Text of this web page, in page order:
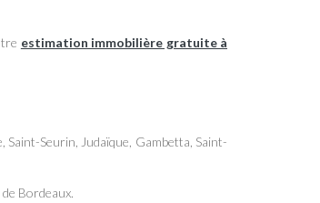
estimation immobilière gratuite à
Seurin, Judaïque, Gambetta, Saint-
Bordeaux.